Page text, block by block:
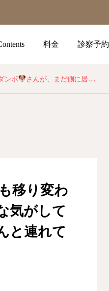
料金 診察予約
ンボ さんが、まだ側に居るような気がしています。 クリニックの移転もダンボ
移り変わ
気がして
と連れて